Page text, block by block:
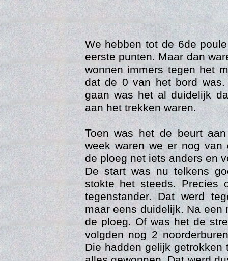
We hebben tot de 6de
eerste punten. Maar dan
wonnen immers tegen het
dat de 0 van het bord
gaan was het al duidelijk
aan het trekken waren.
Toen was het de beurt
week waren we er nog van
de ploeg net iets anders en
De start was nu telkens
stokte het steeds. Precies
tegenstander. Dat werd
maar eens duidelijk. Na een
de ploeg. Of was het de
volgden nog 2
Die hadden gelijk